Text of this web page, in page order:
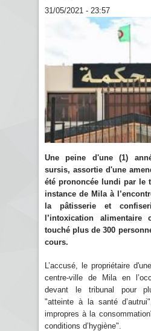
31/05/2021 - 23:57
Une peine d'une (1)
sursis, assortie d'une
été prononcée lundi par le
instance de Mila à
la pâtisserie et
l’intoxication alimentaire
touché plus de 300
cours.
L’accusé, le propriétaire
centre-ville de Mila en
devant le tribunal pour
"atteinte à la santé
impropres à la
conditions d’hygiène".